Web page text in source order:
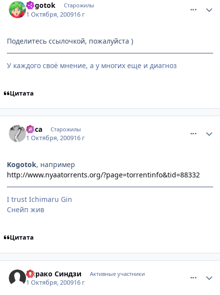
Kogotok Старожилы
1 Октября, 200916 г
Поделитесь ссылочкой, пожалуйста )
У каждого своё мнение, а у многих еще и диагноз
Цитата
Alica Старожилы
1 Октября, 200916 г
Kogotok, например
http://www.nyaatorrents.org/?page=torrentinfo&tid=88332
I trust Ichimaru Gin
Снейп жив
Цитата
Хирако Синдзи Активные участники
1 Октября, 200916 г